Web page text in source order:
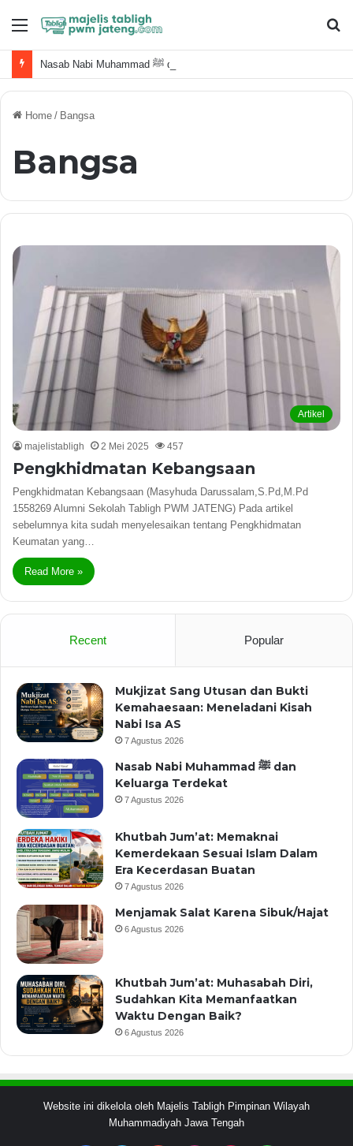
Menu
Nasab Nabi Muhammad ﷺ dan Keluarga Terdekat
Home / Bangsa
Bangsa
Artikel
majelistabligh 2 Mei 2025 457
Pengkhidmatan Kebangsaan
Pengkhidmatan Kebangsaan (Masyhuda Darussalam,S.Pd,M.Pd
1558269 Alumni Sekolah Tabligh PWM JATENG) Pada artikel
sebelumnya kita sudah menyelesaikan tentang Pengkhidmatan
Keumatan yang…
Read More »
Recent Popular
Mukjizat Sang Utusan dan Bukti
Kemahaesaan: Meneladani Kisah
Nabi Isa AS
7 Agustus 2026
Nasab Nabi Muhammad ﷺ dan
Keluarga Terdekat
7 Agustus 2026
Khutbah Jum’at: Memaknai
Kemerdekaan Sesuai Islam Dalam
Era Kecerdasan Buatan
7 Agustus 2026
Menjamak Salat Karena Sibuk/Hajat
6 Agustus 2026
Khutbah Jum’at: Muhasabah Diri,
Sudahkan Kita Memanfaatkan
Waktu Dengan Baik?
6 Agustus 2026
Website ini dikelola oleh Majelis Tabligh Pimpinan Wilayah
Muhammadiyah Jawa Tengah